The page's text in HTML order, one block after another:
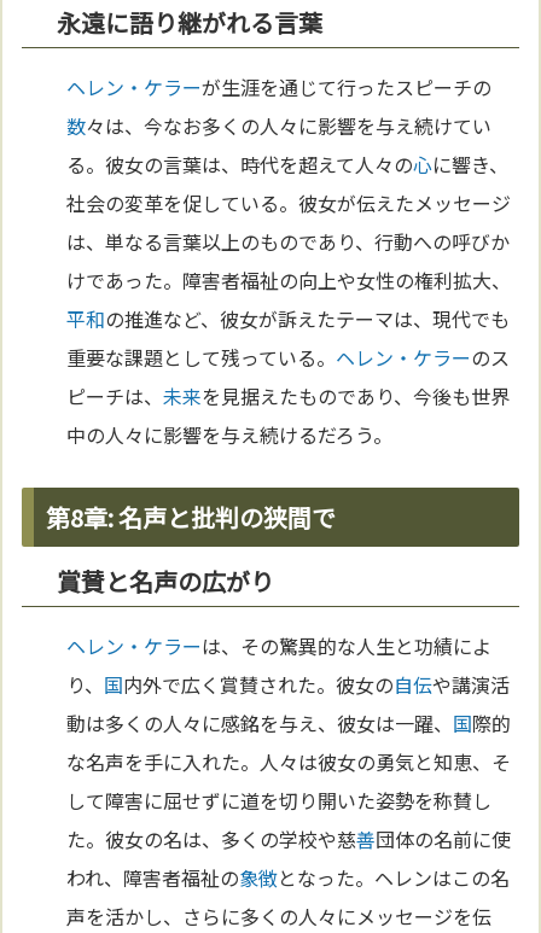
永遠に語り継がれる言葉
ヘレン・ケラーが生涯を通じて行ったスピーチの
数々は、今なお多くの人々に影響を与え続けてい
る。彼女の言葉は、時代を超えて人々の心に響き、
社会の変革を促している。彼女が伝えたメッセージ
は、単なる言葉以上のものであり、行動への呼びか
けであった。障害者福祉の向上や女性の権利拡大、
平和の推進など、彼女が訴えたテーマは、現代でも
重要な課題として残っている。 ヘレン・ケラーのス
ピーチは、未来を見据えたものであり、今後も世界
中の人々に影響を与え続けるだろう。
第8章: 名声と批判の狭間で
賞賛と名声の広がり
ヘレン・ケラーは、その驚異的な人生と功績によ
り、 国内外で広く賞賛された。彼女の自伝や講演活
動は多くの人々に感銘を与え、彼女は一躍、 国際的
な名声を手に入れた。人々は彼女の勇気と知恵、そ
して障害に屈せずに道を切り開いた姿勢を称賛し
た。彼女の名は、多くの学校や慈善団体の名前に使
われ、障害者福祉の象徴となった。ヘレンはこの名
声を活かし、さらに多くの人々にメッセージを伝